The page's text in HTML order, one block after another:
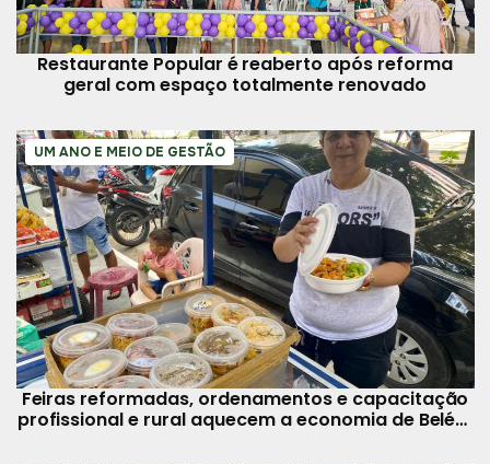
Restaurante Popular é reaberto após reforma
geral com espaço totalmente renovado
UM ANO E MEIO DE GESTÃO
Feiras reformadas, ordenamentos e capacitação
profissional e rural aquecem a economia de Belém